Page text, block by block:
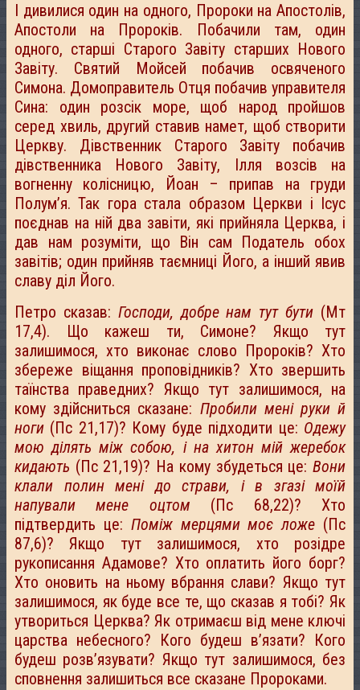
І дивилися один на одного, Пророки на Апостолів,
Апостоли на Пророків. Побачили там, один
одного, старші Старого Завіту старших Нового
Завіту. Святий Мойсей побачив освяченого
Симона. Домоправитель Отця побачив управителя
Сина: один розсік море, щоб народ пройшов
серед хвиль, другий ставив намет, щоб створити
Церкву. Дівственник Старого Завіту побачив
дівственника Нового Завіту, Ілля возсів на
вогненну колісницю, Йоан – припав на груди
Полум’я. Так гора стала образом Церкви і Ісус
поєднав на ній два завіти, які прийняла Церква, і
дав нам розуміти, що Він сам Податель обох
завітів; один прийняв таємниці Його, а інший явив
славу діл Його.
Петро сказав: Господи, добре нам тут бути (Мт
17,4). Що кажеш ти, Симоне? Якщо тут
залишимося, хто виконає слово Пророків? Хто
збереже віщання проповідників? Хто звершить
таїнства праведних? Якщо тут залишимося, на
кому здійсниться сказане: Пробили мені руки й
ноги (Пс 21,17)? Кому буде підходити це: Одежу
мою ділять між собою, і на хитон мій жеребок
кидають (Пс 21,19)? На кому збудеться це: Вони
клали полин мені до страви, і в згазі моїй
напували мене оцтом (Пс 68,22)? Хто
підтвердить це: Поміж мерцями моє ложе (Пс
87,6)? Якщо тут залишимося, хто розідре
рукописання Адамове? Хто оплатить його борг?
Хто оновить на ньому вбрання слави? Якщо тут
залишимося, як буде все те, що сказав я тобі? Як
утвориться Церква? Як отримаєш від мене ключі
царства небесного? Кого будеш в’язати? Кого
будеш розв’язувати? Якщо тут залишимося, без
сповнення залишиться все сказане Пророками.